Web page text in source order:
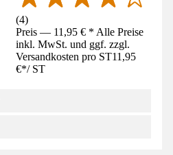
(4)
Preis — 11,95 € * Alle Preise
inkl. MwSt. und ggf. zzgl.
Versandkosten pro ST11,95
€*/ ST